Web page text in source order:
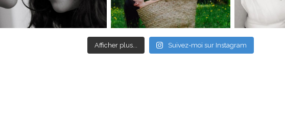
Afficher plus... Suivez-moi sur Instagram